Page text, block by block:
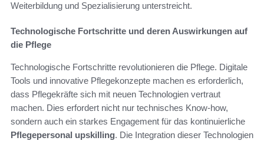
Weiterbildung und Spezialisierung unterstreicht.
Technologische Fortschritte und deren Auswirkungen auf
die Pflege
Technologische Fortschritte revolutionieren die Pflege. Digitale
Tools und innovative Pflegekonzepte machen es erforderlich,
dass Pflegekräfte sich mit neuen Technologien vertraut
machen. Dies erfordert nicht nur technisches Know-how,
sondern auch ein starkes Engagement für das kontinuierliche
Pflegepersonal upskilling. Die Integration dieser Technologien